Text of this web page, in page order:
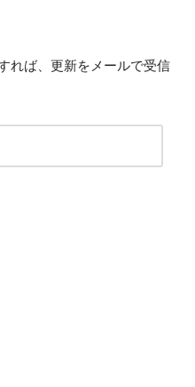
れば、更新をメールで受信